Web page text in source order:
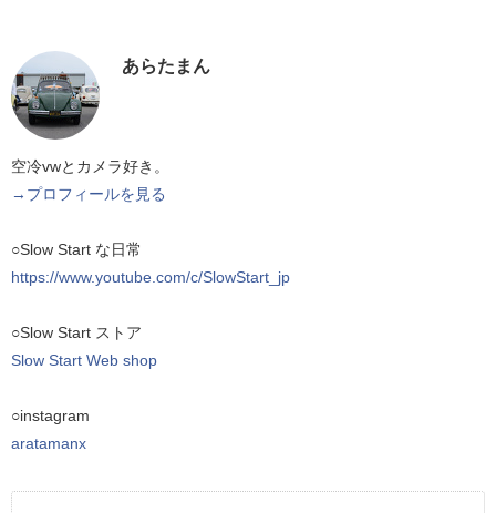
あらたまん
空冷vwとカメラ好き。
→プロフィールを見る
○Slow Start な日常
https://www.youtube.com/c/SlowStart_jp
○Slow Start ストア
Slow Start Web shop
○instagram
aratamanx